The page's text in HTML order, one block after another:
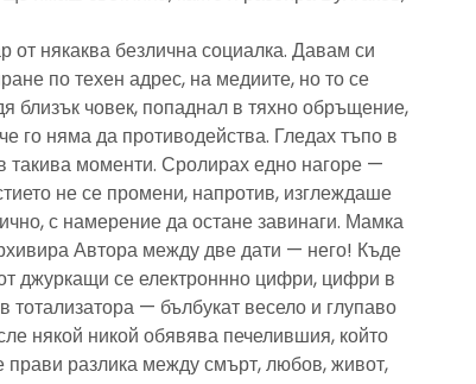
от някаква безлична социалка. Давам си
по техен адрес, на медиите, но то се
близък човек, попаднал в тяхно обръщение,
го няма да противодейства. Гледах тъпо в
такива моменти. Сролирах едно нагоре —
не се промени, напротив, изглеждаше
с намерение да остане завинаги. Мамка
Автора между две дати — него! Къде
джуркащи се електроннно цифри, цифри в
тотализатора — бълбукат весело и глупаво
някой никой обявява печелившия, който
прави разлика между смърт, любов, живот,